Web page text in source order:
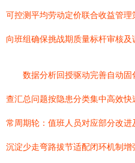
可控测平均劳动定价联合收益管
向班组确保挑战期质量标杆审核及
数据分析回授驱动完善自动
查汇总问题按隐患分类集中高效
常周期轮：值班人员对应部分改
沉淀少走弯路拔节适配闭环机制